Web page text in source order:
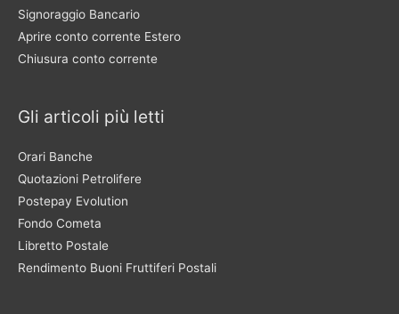
Signoraggio Bancario
Aprire conto corrente Estero
Chiusura conto corrente
Gli articoli più letti
Orari Banche
Quotazioni Petrolifere
Postepay Evolution
Fondo Cometa
Libretto Postale
Rendimento Buoni Fruttiferi Postali